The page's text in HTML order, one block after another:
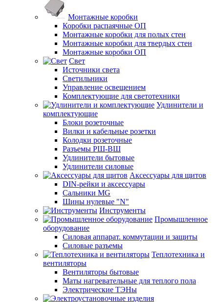
Монтажные коробки
Коробки распаячные ОП
Монтажные коробки для полых стен
Монтажные коробки для твердых стен
Монтажные коробки ОП
Свет
Источники света
Светильники
Управление освещением
Комплектующие для светотехники
Удлинители и
комплектующие
Блоки розеточные
Вилки и кабельные розетки
Колодки розеточные
Разъемы РШ-ВШ
Удлинители бытовые
Удлинители силовые
Аксессуары для щитов
DIN-рейки и аксессуары
Сальники MG
Шины нулевые "N"
Инструменты
Промышленное
оборудование
Силовая аппарат. коммутации и защиты
Силовые разъемы
Теплотехника и
вентиляторы
Вентиляторы бытовые
Маты нагревательные для теплого пола
Электрические ТЭНы